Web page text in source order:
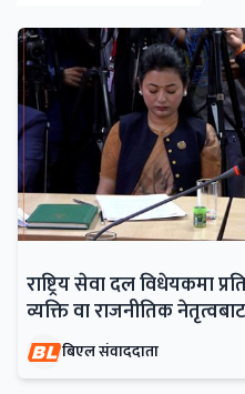
राष्ट्रिय सेवा दल विधेयकमा
व्यक्ति वा राजनीतिक
बिएल संवाददाता